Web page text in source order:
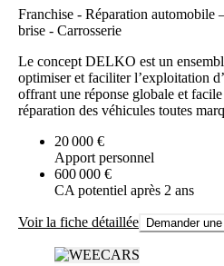
Franchise - Réparation automobile
brise - Carrosserie
Le concept DELKO est un
optimiser et faciliter l’exploitation
offrant une réponse globale et
réparation des véhicules toutes
20 000 €
Apport personnel
600 000 €
CA potentiel après 2 ans
Voir la fiche détaillée Demander